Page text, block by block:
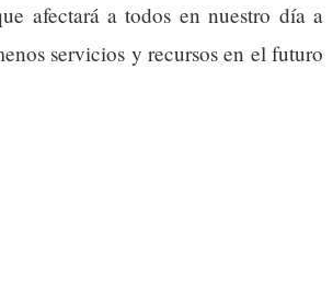
afectará a todos en nuestro día a
servicios y recursos en el futuro